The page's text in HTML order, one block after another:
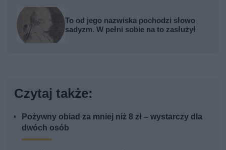
To od jego nazwiska pochodzi słowo
sadyzm. W pełni sobie na to zasłużył
Czytaj także:
Pożywny obiad za mniej niż 8 zł – wystarczy dla
dwóch osób